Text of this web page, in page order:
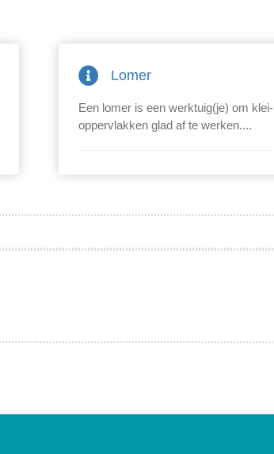
Lomer
Een lomer is een werktuig(je) om klei-
oppervlakken glad af te werken....